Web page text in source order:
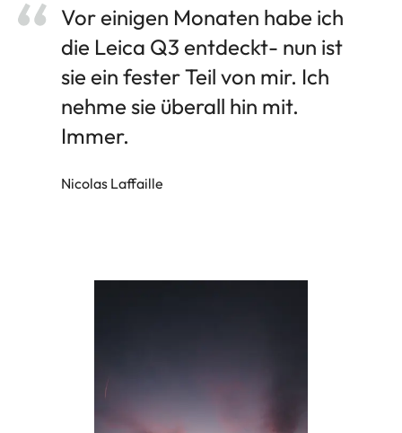
Vor einigen Monaten habe ich
die Leica Q3 entdeckt- nun ist
sie ein fester Teil von mir. Ich
nehme sie überall hin mit.
Immer.
Nicolas Laffaille